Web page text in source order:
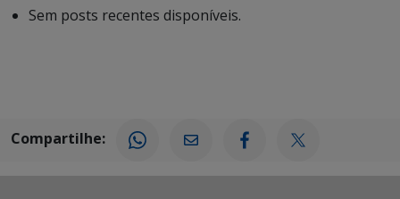
Sem posts recentes disponíveis.
Compartilhe: